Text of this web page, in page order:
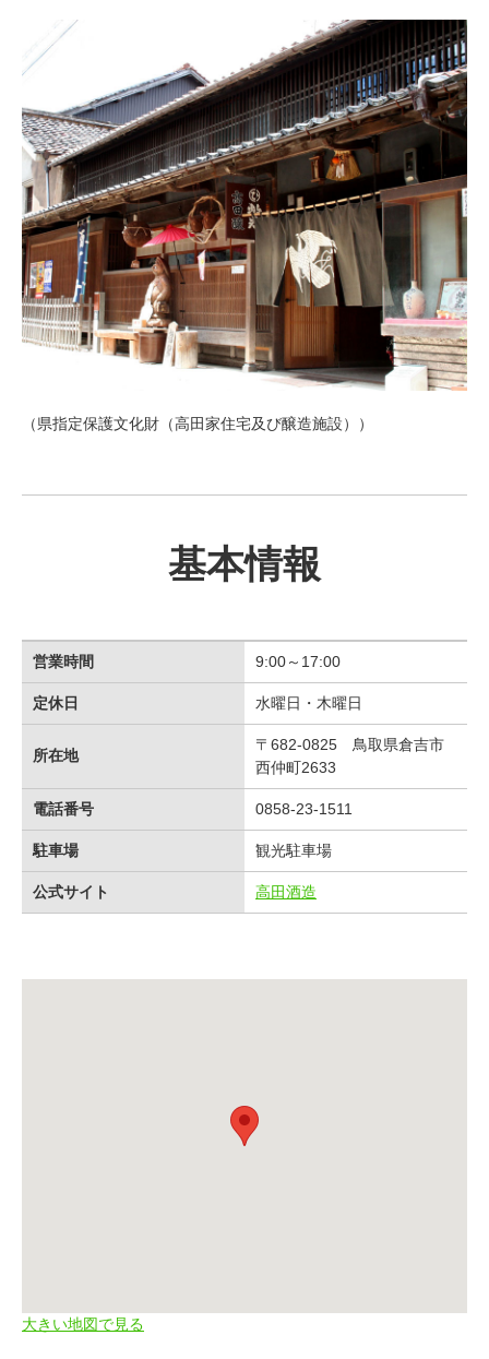
（県指定保護文化財（高田家住宅及び醸造施設））
基本情報
営業時間 9:00～17:00
定休日 水曜日・木曜日
所在地
〒682-0825 鳥取県倉吉市
西仲町2633
電話番号 0858-23-1511
駐車場 観光駐車場
公式サイト 高田酒造
大きい地図で見る